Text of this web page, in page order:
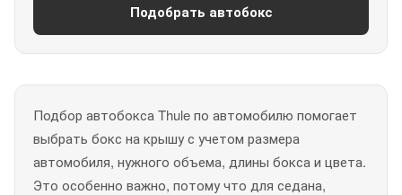
Подобрать автобокс
Подбор автобокса Thule по автомобилю помогает
выбрать бокс на крышу с учетом размера
автомобиля, нужного объема, длины бокса и цвета.
Это особенно важно, потому что для седана,